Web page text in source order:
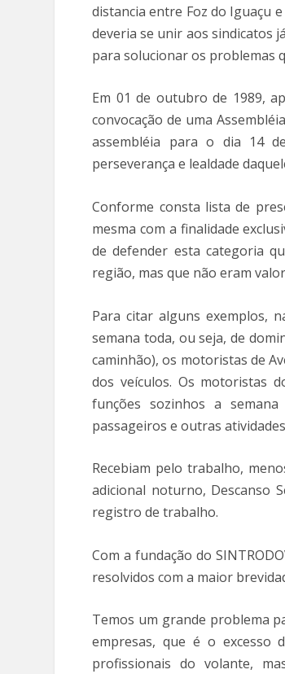
distancia entre Foz do Iguaçu
deveria se unir aos sindicatos
para solucionar os problemas
Em 01 de outubro de 1989,
convocação de uma
assembléia para o dia 14
perseverança e lealdade
Conforme consta lista de
mesma com a finalidade
de defender esta categoria
região, mas que não eram
Para citar alguns exemplos,
semana toda, ou seja, de
caminhão), os motoristas de
dos veículos. Os motoristas
funções sozinhos a
passageiros e outras
Recebiam pelo trabalho,
adicional noturno, Descanso
registro de trabalho.
Com a fundação do
resolvidos com a maior
Temos um grande problema
empresas, que é o excesso
profissionais do volante,